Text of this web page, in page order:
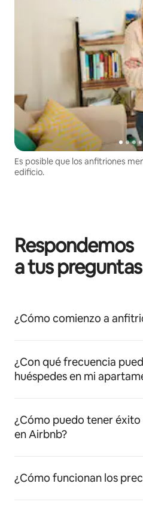
Es posible que los anfitriones
edificio.
Respondemos
a tus preguntas
¿Cómo comienzo a
¿Con qué frecuencia
huéspedes en mi
¿Cómo puedo tener
en Airbnb?
¿Cómo funcionan los